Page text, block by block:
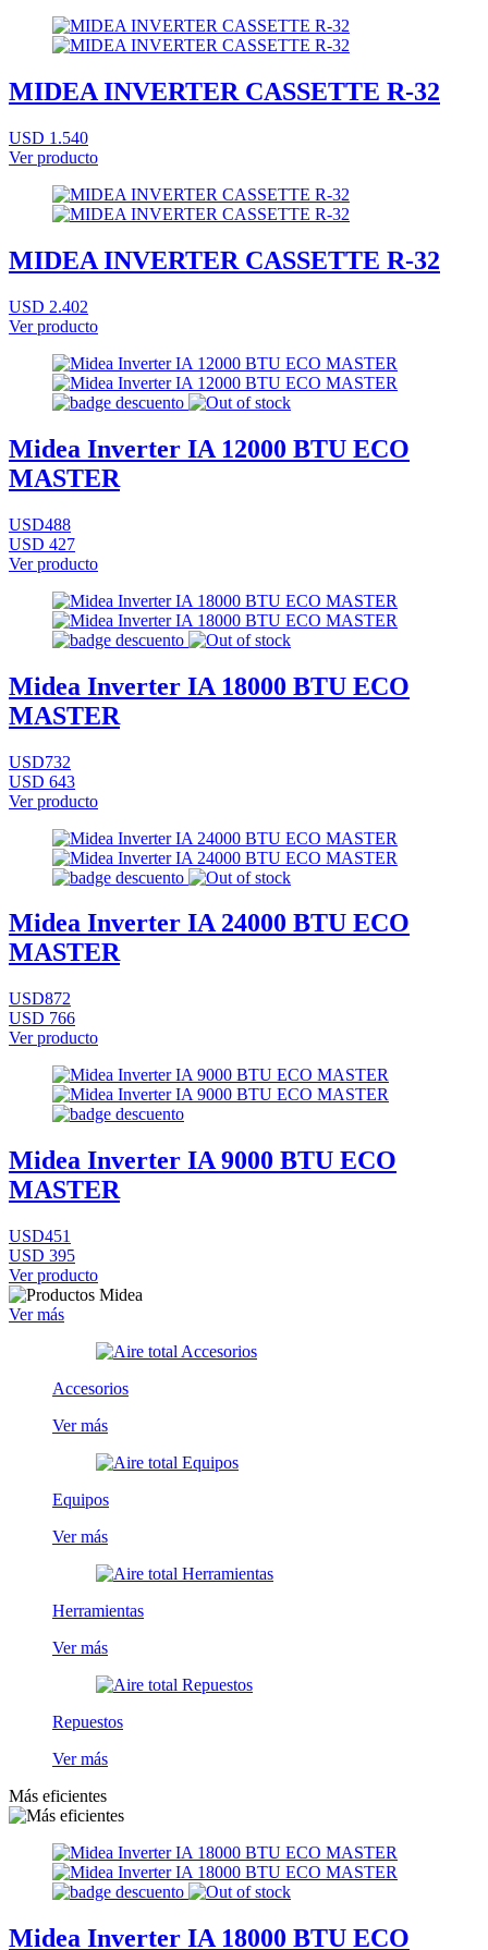
MIDEA INVERTER CASSETTE R-32
USD 1.540
Ver producto
MIDEA INVERTER CASSETTE R-32
USD 2.402
Ver producto
Midea Inverter IA 12000 BTU ECO
MASTER
USD488
USD 427
Ver producto
Midea Inverter IA 18000 BTU ECO
MASTER
USD732
USD 643
Ver producto
Midea Inverter IA 24000 BTU ECO
MASTER
USD872
USD 766
Ver producto
Midea Inverter IA 9000 BTU ECO
MASTER
USD451
USD 395
Ver producto
Ver más
Accesorios
Ver más
Equipos
Ver más
Herramientas
Ver más
Repuestos
Ver más
Más eficientes
Midea Inverter IA 18000 BTU ECO